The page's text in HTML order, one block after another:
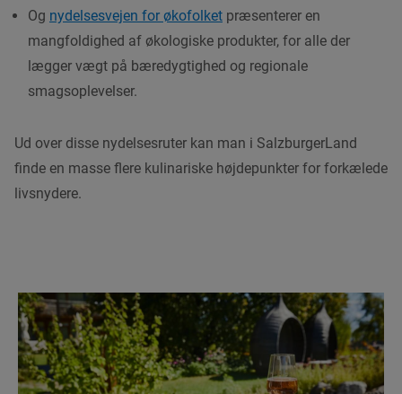
Og nydelsesvejen for økofolket præsenterer en
mangfoldighed af økologiske produkter, for alle der
lægger vægt på bæredygtighed og regionale
smagsoplevelser.
Ud over disse nydelsesruter kan man i SalzburgerLand
finde en masse flere kulinariske højdepunkter for forkælede
livsnydere.